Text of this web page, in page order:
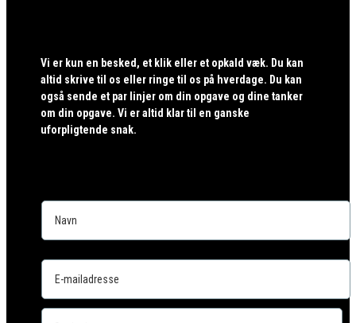
Vi er kun en besked, et klik eller et opkald væk. Du kan
altid skrive til os eller ringe til os på hverdage. Du kan
også sende et par linjer om din opgave og dine tanker
om din opgave. Vi er altid klar til en ganske
uforpligtende snak.